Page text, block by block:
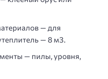
— для
— 8 м3.
— пилы, уровня,